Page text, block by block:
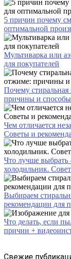
5 причин почему
оптимальной
Мультиварка или
для покупателей
Почему
причины и
Чем отличается
Советы и
Что лучше
холодильник.
Выбираем
рекомендации для
Что делать, если
причин +
Свежие